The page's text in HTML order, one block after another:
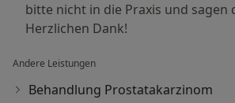
bitte nicht in die Praxis und sagen
Herzlichen Dank!
Andere Leistungen
Behandlung Prostatakarzinom